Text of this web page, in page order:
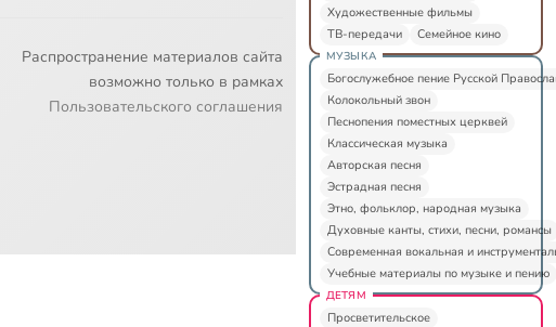
Распространение материалов сайта
возможно только в рамках
Пользовательского соглашения
Художественные фильмы
ТВ-передачи
Семейное кино
МУЗЫКА
Богослужебное пение Русской
Колокольный звон
Песнопения поместных церквей
Классическая музыка
Авторская песня
Эстрадная песня
Этно, фольклор, народная музыка
Духовные канты, стихи, песни, романсы
Современная вокальная и
Учебные материалы по музыке и пению
ДЕТЯМ
Просветительское